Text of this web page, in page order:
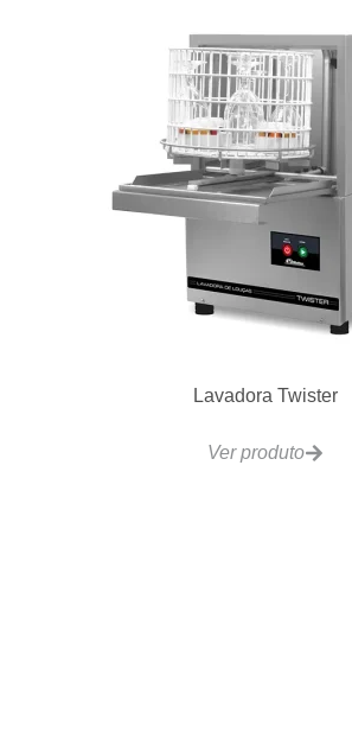
Lavadora Twister
Ver produto